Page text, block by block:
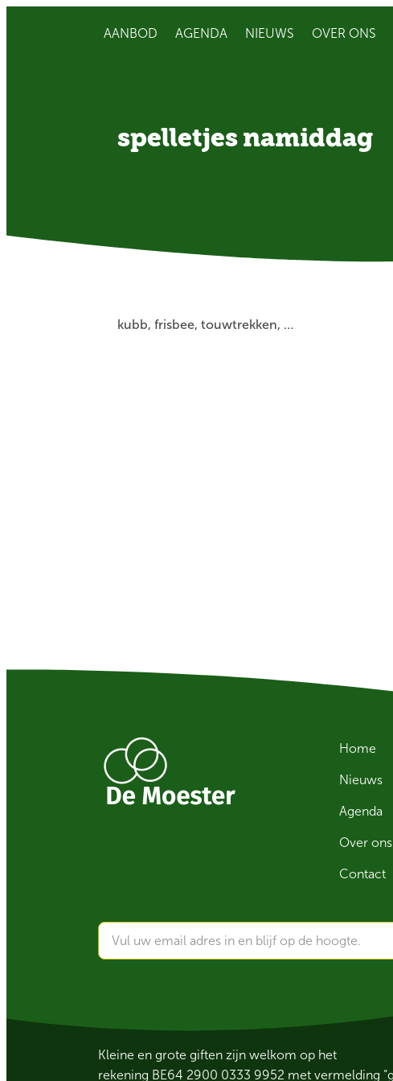
AANBOD AGENDA NIEUWS OVER ONS
spelletjes namiddag
kubb, frisbee, touwtrekken, …
Home
Nieuws
Agenda
Over ons
Contact
Kleine en grote giften zijn welkom op het
rekening BE64 2900 0333 9952 met vermelding